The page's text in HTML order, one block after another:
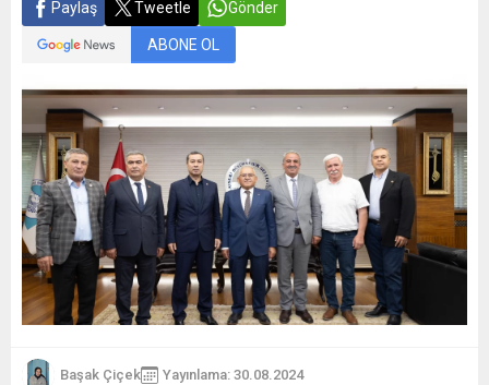
Paylaş Tweetle Gönder
ABONE OL
Başak Çiçek Yayınlama: 30.08.2024